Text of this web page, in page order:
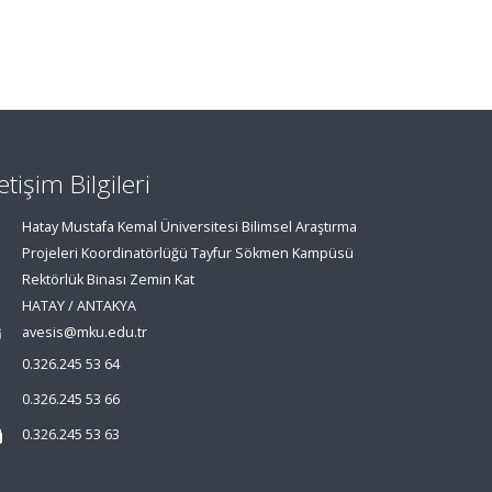
Bilgileri
Hatay Mustafa Kemal Üniversitesi Bilimsel Araştırma
Projeleri Koordinatörlüğü Tayfur Sökmen Kampüsü
Rektörlük Binası Zemin Kat
HATAY / ANTAKYA
avesis@mku.edu.tr
0.326.245 53 64
0.326.245 53 66
0.326.245 53 63